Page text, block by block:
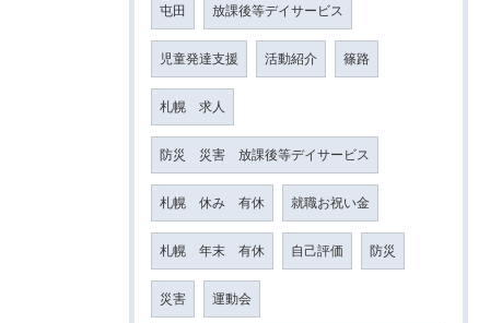
屯田 放課後等デイサービス
児童発達支援 活動紹介 篠路
札幌 求人
防災 災害 放課後等デイサービス
札幌 休み 有休 就職お祝い金
札幌 年末 有休 自己評価 防災
災害 運動会